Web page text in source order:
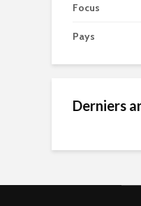
Focus
Pays
Derniers